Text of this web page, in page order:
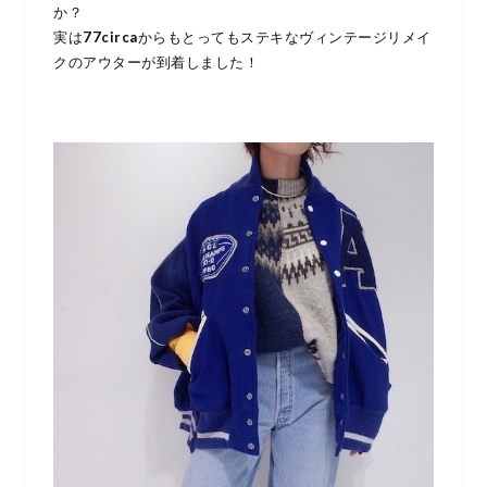
か？
実は77circaからもとってもステキなヴィンテージリメイ
クのアウターが到着しました！